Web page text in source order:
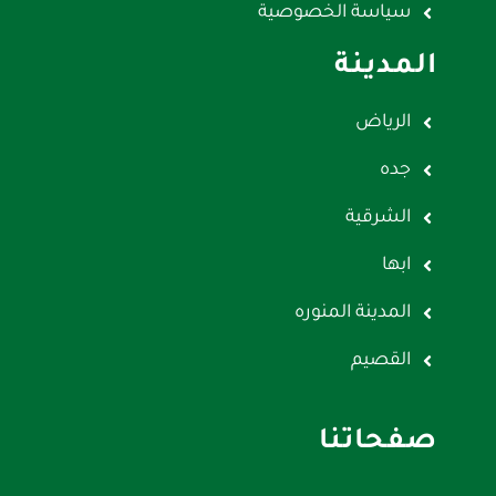
سياسة الخصوصية
المدينة
الرياض
جده
الشرقية
ابها
المدينة المنوره
القصيم
صفحاتنا